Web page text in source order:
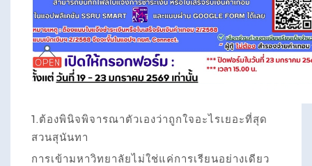
1.ต้องพินิจพิจารณาตัวเองว่าถูกใจอะไรเยอะที่สุด
สวนสุนันทา
การเข้ามหาวิทยาลัยไม่ใช่แค่การเรียนอย่างเดียว